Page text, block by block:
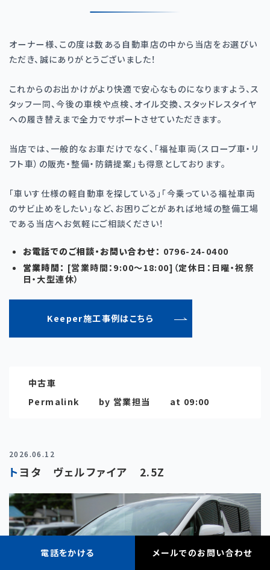
オーナー様、この度は数ある自動車店の中から当店をお選びい
ただき、誠にありがとうございました！
これからのお出かけがより快適で安心なものになりますよう、ス
タッフ一同、今後の車検や点検、オイル交換、スタッドレスタイヤ
への履き替えまで全力でサポートさせていただきます。
当店では、一般的なお車だけでなく、「福祉車両（スロープ車・リ
フト車）の販売・整備・防錆提案」も得意としております。
「車いす仕様の軽自動車を探している」「今乗っている福祉車両
のサビ止めをしたい」など、お困りごとがあれば地域の整備工場
である当店へお気軽にご相談ください！
お電話でのご相談・お問い合わせ： 0796-24-0400
営業時間： [営業時間： 9:00〜18:00] （定休日：日曜・祝祭
日・大型連休）
Keeper施工事例はこちら
中古車
Permalink
by 営業担当 at 09:00
2026.06.12
トヨタ ヴェルファイア 2.5Z
電話をかける メールでのお問い合わせ